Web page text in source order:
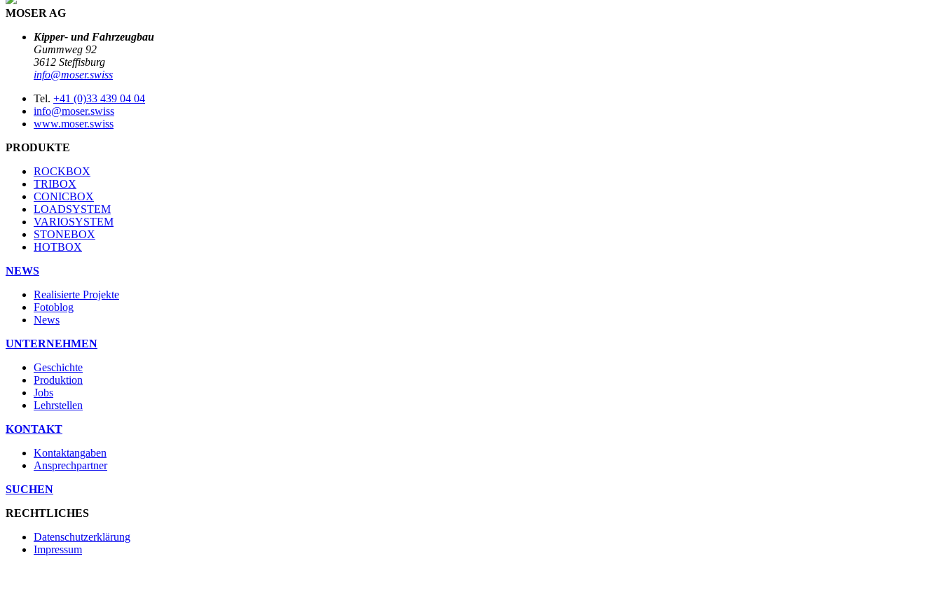
MOSER AG
Kipper- und Fahrzeugbau
Gummweg 92
3612 Steffisburg
info@moser.swiss
Tel. +41 (0)33 439 04 04
info@moser.swiss
www.moser.swiss
PRODUKTE
ROCKBOX
TRIBOX
CONICBOX
LOADSYSTEM
VARIOSYSTEM
STONEBOX
HOTBOX
NEWS
Realisierte Projekte
Fotoblog
News
UNTERNEHMEN
Geschichte
Produktion
Jobs
Lehrstellen
KONTAKT
Kontaktangaben
Ansprechpartner
SUCHEN
RECHTLICHES
Datenschutzerklärung
Impressum